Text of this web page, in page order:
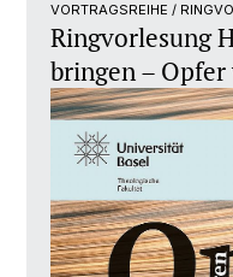
VORTRAGSREIHE /
Ringvorlesung
bringen – Opfer